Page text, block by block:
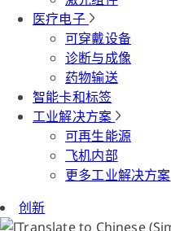
医疗电子
可穿戴设备
诊断与成像
药物输送
智能卡和标签
工业解决方案
可再生能源
飞机内部
更多工业解决方案
创新